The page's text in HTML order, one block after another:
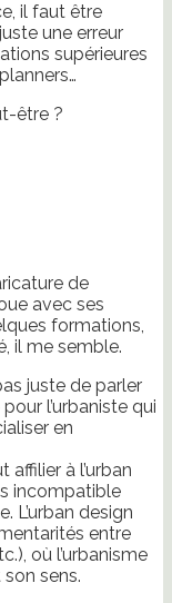
il faut être
une erreur
supérieures
être ?
de
avec ses
formations,
il me semble.
juste de parler
l’urbaniste qui
en
affilier à l’urban
incompatible
L’urban design
entre
où l’urbanisme
sens.